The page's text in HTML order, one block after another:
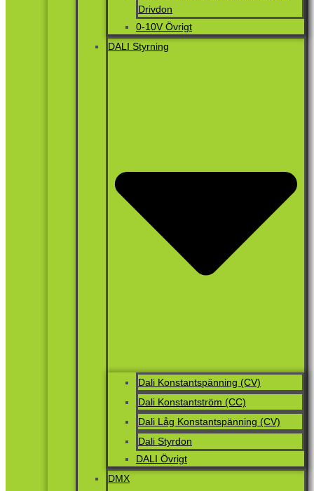
Drivdon
0-10V Övrigt
DALI Styrning
Dali Konstantspänning (CV)
Dali Konstantström (CC)
Dali Låg Konstantspänning (CV)
Dali Styrdon
DALI Övrigt
DMX